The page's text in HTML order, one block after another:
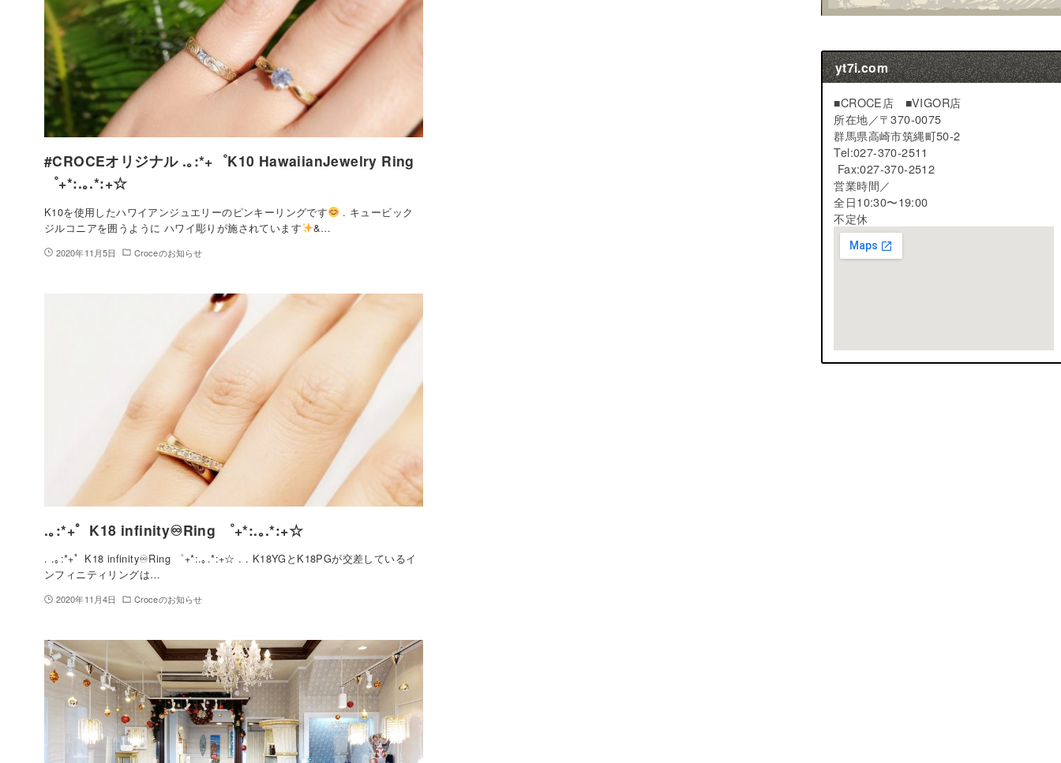
#CROCEオリジナル .｡:*+゜K10 HawaiianJewelry Ring
゜+*:.｡.*:+☆
K10を使用したハワイアンジュエリーのピンキーリングです
. キュービック
ジルコニアを囲うように ハワイ彫りが施されています
&…
2020年11月5日 Croceのお知らせ
.｡:*+゜K18 infinity♾Ring ゜+*:.｡.*:+☆
. .｡:*+゜K18 infinity♾Ring ゜+*:.｡.*:+☆ . . K18YGとK18PGが交差しているイ
ンフィニティリングは…
2020年11月4日 Croceのお知らせ
yt7i.com
■CROCE店 ■VIGOR店
所在地／〒370-0075
群馬県高崎市筑縄町50-2
Tel:027-370-2511
Fax:027-370-2512
営業時間／
全日10:30〜19:00
不定休